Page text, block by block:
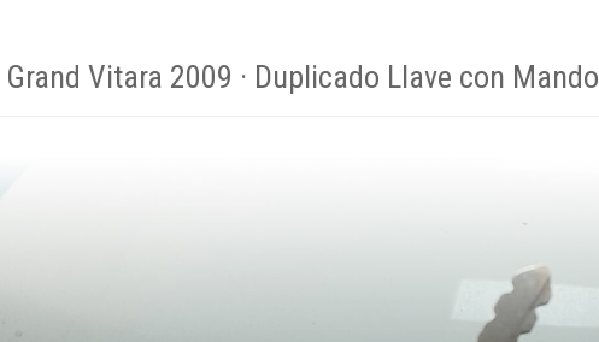
Vitara 2009 · Duplicado Llave con Mando